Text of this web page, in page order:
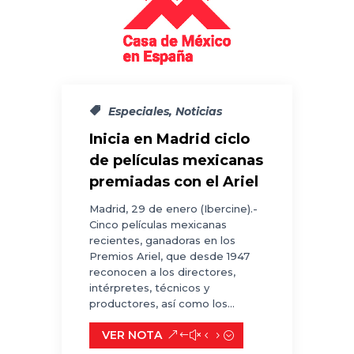
Especiales, Noticias
Inicia en Madrid ciclo
de películas mexicanas
premiadas con el Ariel
Madrid, 29 de enero (Ibercine).-
Cinco películas mexicanas
recientes, ganadoras en los
Premios Ariel, que desde 1947
reconocen a los directores,
intérpretes, técnicos y
productores, así como los...
VER NOTA